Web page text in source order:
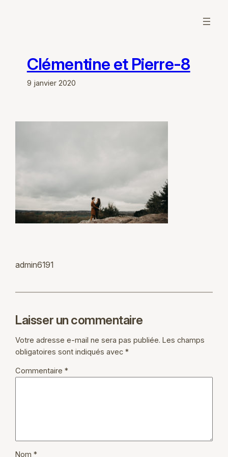
Clémentine et Pierre-8
9 janvier 2020
admin6191
Laisser un commentaire
Votre adresse e-mail ne sera pas publiée. Les champs
obligatoires sont indiqués avec*
Commentaire*
Nom*